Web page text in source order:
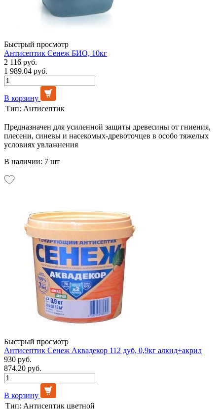
Быстрый просмотр
Антисептик Сенеж БИО, 10кг
2 116 руб.
1 989.04 руб.
В корзину
Тип: Антисептик
Предназначен для усиленной защиты древесины от гниения,
плесени, синевы и насекомых-древоточцев в особо тяжелых
условиях увлажнения
В наличии: 7 шт
Быстрый просмотр
Антисептик Сенеж Аквадекор 112 дуб, 0,9кг алкид+акрил
930 руб.
874.20 руб.
В корзину
Тип: Антисептик цветной